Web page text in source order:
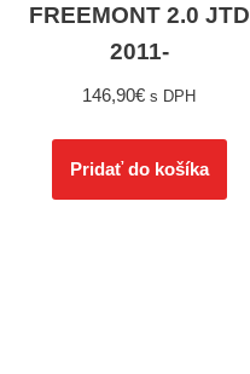
FREEMONT 2.0 JTD
2011-
146,90€ s DPH
Pridať do košíka